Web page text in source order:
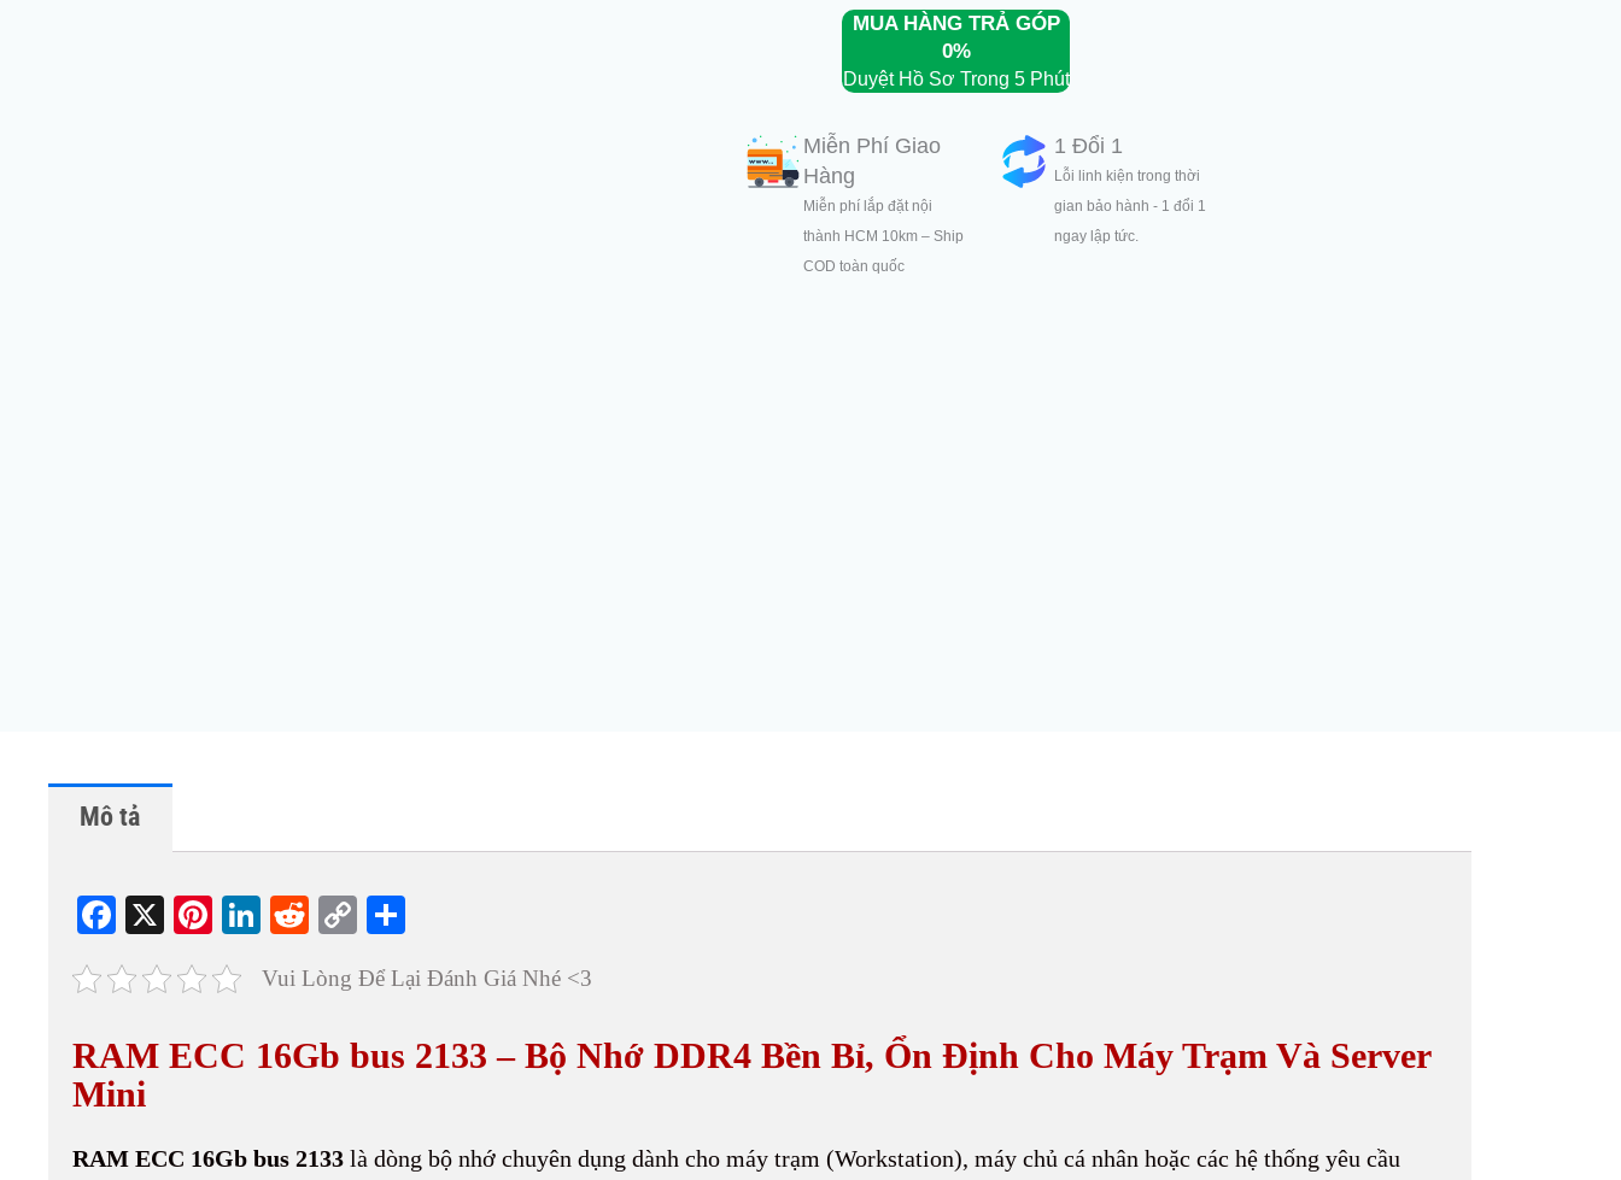
MUA HÀNG TRẢ GÓP
0%
Duyệt Hồ Sơ Trong 5 Phút
Miễn Phí Giao
Hàng
Miễn phí lắp đặt nội
thành HCM 10km – Ship
COD toàn quốc
1 Đổi 1
Lỗi linh kiện trong thời
gian bảo hành - 1 đổi 1
ngay lập tức.
Mô tả
Fa
ce
bo
X
Pi
nt
er
t
Li
ed
R
di
C
y
nk
re
Vui Lòng Để Lại Đánh Giá Nhé <3
RAM ECC 16Gb bus 2133 – Bộ Nhớ DDR4 Bền Bỉ, Ổn Định Cho Máy Trạm Và Server
Mini
RAM ECC 16Gb bus 2133 là dòng bộ nhớ chuyên dụng dành cho máy trạm (Workstation), máy chủ cá nhân hoặc các hệ thống yêu cầu